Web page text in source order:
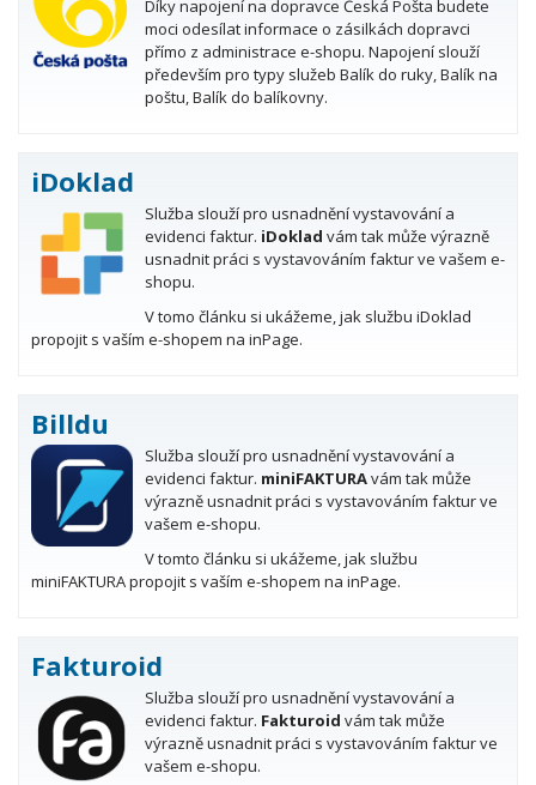
Díky napojení na dopravce Česká Pošta budete
moci odesílat informace o zásilkách dopravci
přímo z administrace e-shopu. Napojení slouží
především pro typy služeb Balík do ruky, Balík na
poštu, Balík do balíkovny.
iDoklad
Služba slouží pro usnadnění vystavování a
evidenci faktur. iDoklad vám tak může výrazně
usnadnit práci s vystavováním faktur ve vašem e-
shopu.
V tomo článku si ukážeme, jak službu iDoklad
propojit s vaším e-shopem na inPage.
Billdu
Služba slouží pro usnadnění vystavování a
evidenci faktur. miniFAKTURAvám tak může
výrazně usnadnit práci s vystavováním faktur ve
vašem e-shopu.
V tomto článku si ukážeme, jak službu
miniFAKTURA propojit s vaším e-shopem na inPage.
Fakturoid
Služba slouží pro usnadnění vystavování a
evidenci faktur. Fakturoid vám tak může
výrazně usnadnit práci s vystavováním faktur ve
vašem e-shopu.